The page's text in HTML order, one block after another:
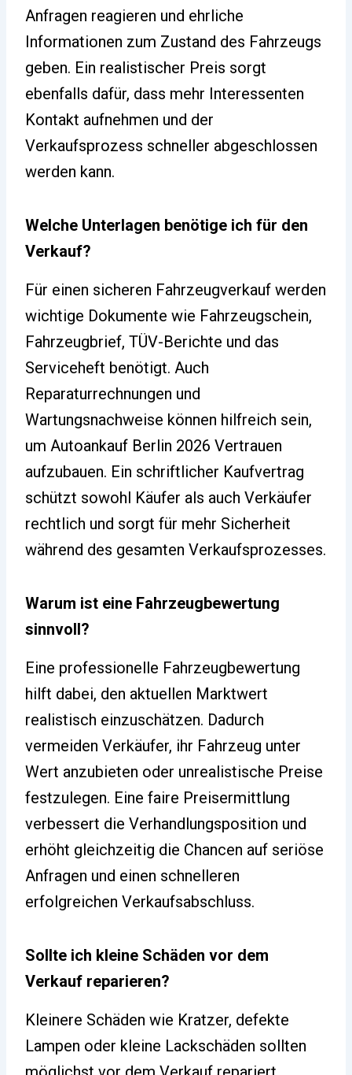
Anfragen reagieren und ehrliche
Informationen zum Zustand des Fahrzeugs
geben. Ein realistischer Preis sorgt
ebenfalls dafür, dass mehr Interessenten
Kontakt aufnehmen und der
Verkaufsprozess schneller abgeschlossen
werden kann.
Welche Unterlagen benötige ich für den
Verkauf?
Für einen sicheren Fahrzeugverkauf werden
wichtige Dokumente wie Fahrzeugschein,
Fahrzeugbrief, TÜV-Berichte und das
Serviceheft benötigt. Auch
Reparaturrechnungen und
Wartungsnachweise können hilfreich sein,
um Autoankauf Berlin 2026 Vertrauen
aufzubauen. Ein schriftlicher Kaufvertrag
schützt sowohl Käufer als auch Verkäufer
rechtlich und sorgt für mehr Sicherheit
während des gesamten Verkaufsprozesses.
Warum ist eine Fahrzeugbewertung
sinnvoll?
Eine professionelle Fahrzeugbewertung
hilft dabei, den aktuellen Marktwert
realistisch einzuschätzen. Dadurch
vermeiden Verkäufer, ihr Fahrzeug unter
Wert anzubieten oder unrealistische Preise
festzulegen. Eine faire Preisermittlung
verbessert die Verhandlungsposition und
erhöht gleichzeitig die Chancen auf seriöse
Anfragen und einen schnelleren
erfolgreichen Verkaufsabschluss.
Sollte ich kleine Schäden vor dem
Verkauf reparieren?
Kleinere Schäden wie Kratzer, defekte
Lampen oder kleine Lackschäden sollten